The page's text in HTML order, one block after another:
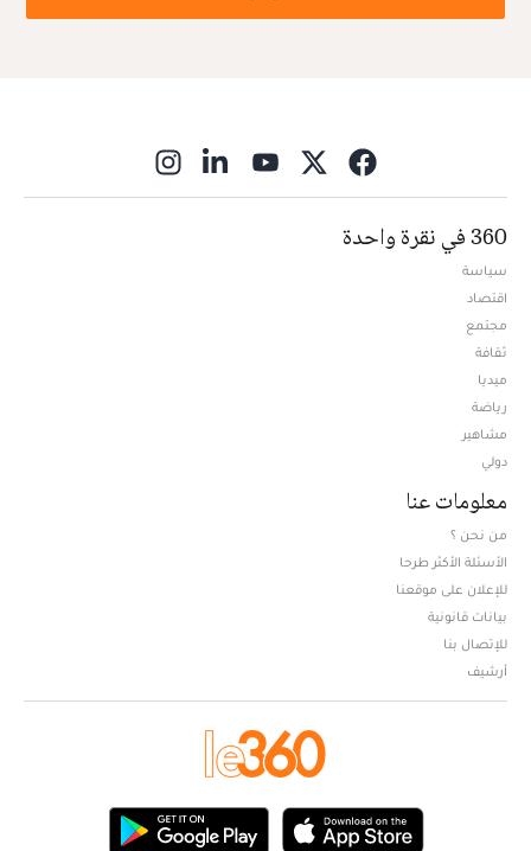
360 في نقرة واحدة
سياسة
اقتصاد
مجتمع
ثقافة
ميديا
رياضة
مشاهير
دولي
معلومات عنا
من نحن ؟
الأسئلة الأكثر طرحا
للإعلان على موقعنا
بيانات قانونية
للإتصال بنا
أرشيف